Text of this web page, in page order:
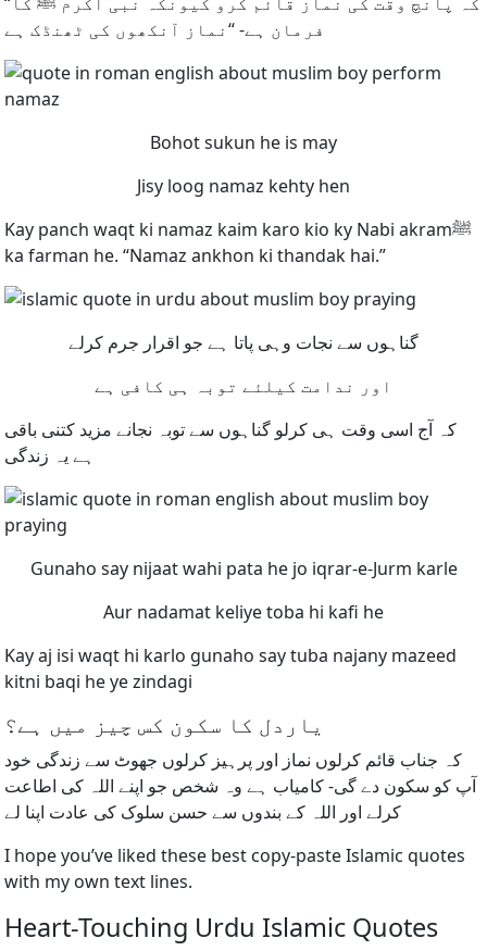
فرمان ہے- “نماز آنکھوں کی ٹھنڈک ہے
Bohot sukun he is may
Jisy loog namaz kehty hen
Kay panch waqt ki namaz kaim karo kio ky Nabi akramﷺ
ka farman he. “Namaz ankhon ki thandak hai.”
گناہوں سے نجات وہی پاتا ہے جو اقرار جرم کرلے
اور ندامت کیلئے توبہ ہی کافی ہے
کہ آج اسی وقت ہی کرلو گناہوں سے توبہ نجانے مزید کتنی باقی
ہے یہ زندگی
Gunaho say nijaat wahi pata he jo iqrar-e-Jurm karle
Aur nadamat keliye toba hi kafi he
Kay aj isi waqt hi karlo gunaho say tuba najany mazeed
kitni baqi he ye zindagi
یاردل کا سکون کس چیز میں ہے؟
کہ جناب قائم کرلوں نماز اور پرہیز کرلوں جھوٹ سے زندگی خود
آپ کو سکون دے گی- کامیاب ہے وہ شخص جو اپنے اللہ کی اطاعت
کرلے اور اللہ کے بندوں سے حسن سلوک کی عادت اپنا لے
I hope you’ve liked these best copy-paste Islamic quotes
with my own text lines.
Heart-Touching Urdu Islamic Quotes